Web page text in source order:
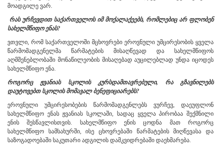
მოადგილე ვარ.
რას ურჩევდით საქართველოს იმ მოქალაქეებს, რომლებიც არ ფლობენ
სახელმწიფო ენას?
ვთვლი, რომ საქართველოში მცხოვრები ეროვნული უმცირესობის ყველა
წარმომადგენელმა წარმატების მისაღწევად და სახელმწიფოს
აღმშენებლობაში მონაწილეობის მისაღებად აუცილებლად უნდა იცოდეს
სახელმწიფო ენა.
როგორც
ჟვანიას სკოლის კურსდამთავრებული, რა
გზავნილებს
დაუტოვებთ სკოლის მომავალ ბენეფიციარებს?
ეროვნული უმცირესობების წარმომადგენლებს ვურჩევ, დაეუფლონ
სახელმწიფო ენას ჟვანიას სკოლაში, სადაც ყველა პირობაა შექმნილი
ენის შესწავლისთვის. სახელმწიფო ენის ცოდნა მათ როგორც
სახელმწიფო სამსახურში, ისე ცხოვრებაში წარმატების მიღწევასა
და
საზოგადოებაში საკუთარი ადგილის დამკვიდრებაში დაეხმარება.